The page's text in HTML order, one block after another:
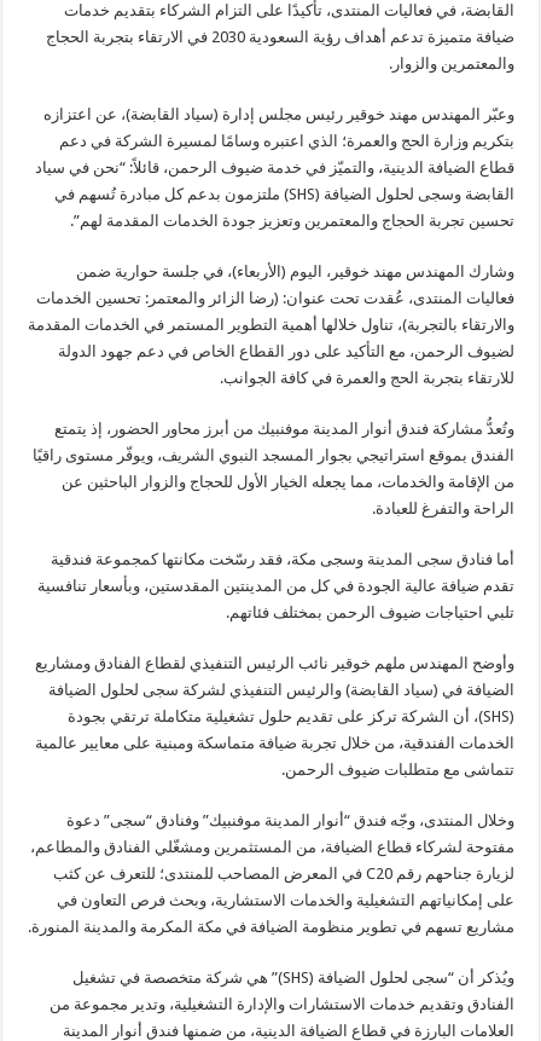
القابضة، في فعاليات المنتدى، تأكيدًا على التزام الشركاء بتقديم خدمات
ضيافة متميزة تدعم أهداف رؤية السعودية 2030 في الارتقاء بتجربة الحجاج
والمعتمرين والزوار.
وعبّر المهندس مهند خوقير رئيس مجلس إدارة (سياد القابضة)، عن اعتزازه
بتكريم وزارة الحج والعمرة؛ الذي اعتبره وسامًا لمسيرة الشركة في دعم
قطاع الضيافة الدينية، والتميّز في خدمة ضيوف الرحمن، قائلاً: “نحن في سياد
القابضة وسجى لحلول الضيافة (SHS) ملتزمون بدعم كل مبادرة تُسهم في
تحسين تجربة الحجاج والمعتمرين وتعزيز جودة الخدمات المقدمة لهم”.
وشارك المهندس مهند خوقير، اليوم (الأربعاء)، في جلسة حوارية ضمن
فعاليات المنتدى، عُقدت تحت عنوان: (رضا الزائر والمعتمر: تحسين الخدمات
والارتقاء بالتجربة)، تناول خلالها أهمية التطوير المستمر في الخدمات المقدمة
لضيوف الرحمن، مع التأكيد على دور القطاع الخاص في دعم جهود الدولة
للارتقاء بتجربة الحج والعمرة في كافة الجوانب.
وتُعدُّ مشاركة فندق أنوار المدينة موفنبيك من أبرز محاور الحضور، إذ يتمتع
الفندق بموقع استراتيجي بجوار المسجد النبوي الشريف، ويوفّر مستوى راقيًا
من الإقامة والخدمات، مما يجعله الخيار الأول للحجاج والزوار الباحثين عن
الراحة والتفرغ للعبادة.
أما فنادق سجى المدينة وسجى مكة، فقد رسّخت مكانتها كمجموعة فندقية
تقدم ضيافة عالية الجودة في كل من المدينتين المقدستين، وبأسعار تنافسية
تلبي احتياجات ضيوف الرحمن بمختلف فئاتهم.
وأوضح المهندس ملهم خوقير نائب الرئيس التنفيذي لقطاع الفنادق ومشاريع
الضيافة في (سياد القابضة) والرئيس التنفيذي لشركة سجى لحلول الضيافة
(SHS)، أن الشركة تركز على تقديم حلول تشغيلية متكاملة ترتقي بجودة
الخدمات الفندقية، من خلال تجربة ضيافة متماسكة ومبنية على معايير عالمية
تتماشى مع متطلبات ضيوف الرحمن.
وخلال المنتدى، وجّه فندق “أنوار المدينة موفنبيك” وفنادق “سجى” دعوة
مفتوحة لشركاء قطاع الضيافة، من المستثمرين ومشغّلي الفنادق والمطاعم،
لزيارة جناحهم رقم C20 في المعرض المصاحب للمنتدى؛ للتعرف عن كثب
على إمكانياتهم التشغيلية والخدمات الاستشارية، وبحث فرص التعاون في
مشاريع تسهم في تطوير منظومة الضيافة في مكة المكرمة والمدينة المنورة.
ويُذكر أن “سجى لحلول الضيافة (SHS)” هي شركة متخصصة في تشغيل
الفنادق وتقديم خدمات الاستشارات والإدارة التشغيلية، وتدير مجموعة من
العلامات البارزة في قطاع الضيافة الدينية، من ضمنها فندق أنوار المدينة